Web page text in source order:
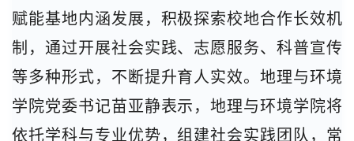
赋能基地内涵发展，积极探索校地合作长效机
制，通过开展社会实践、志愿服务、科普宣传
等多种形式，不断提升育人实效。地理与环境
学院党委书记苗亚静表示，地理与环境学院将
依托学科与专业优势，组建社会实践团队，常